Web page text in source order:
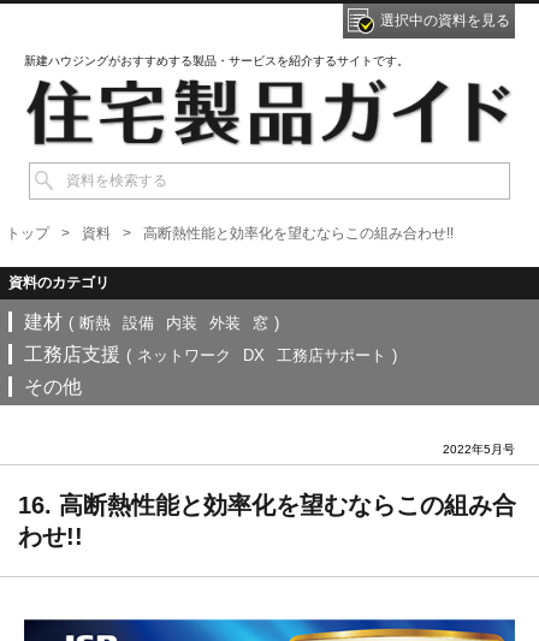
新建ハウジングがおすすめする製品・サービスを紹介するサイトです。
選択中の資料を見る
トップ 資料 高断熱性能と効率化を望むならこの組み合わせ!!
建材 ( 断熱 設備 内装 外装 窓 )
工務店支援 ( ネットワーク DX 工務店サポート )
その他
2022年5月号
16. 高断熱性能と効率化を望むならこの組み合
わせ!!